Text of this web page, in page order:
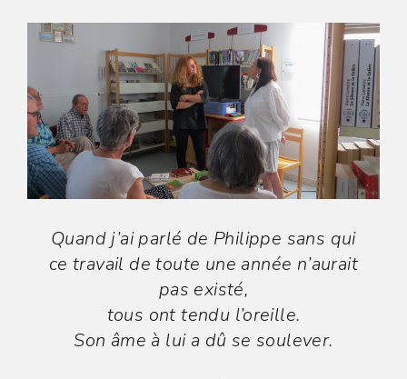
Quand j’ai parlé de Philippe sans qui
ce travail de toute une année n’aurait
pas existé,
tous ont tendu l’oreille.
Son âme à lui a dû se soulever.